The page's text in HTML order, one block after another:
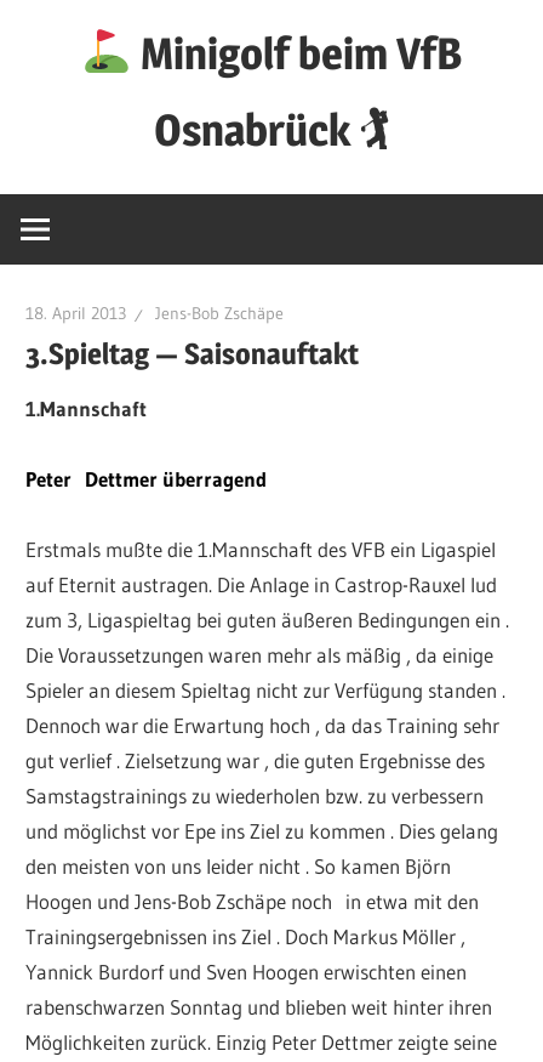
Minigolf beim VfB
Osnabrück 🏌
18. April 2013 Jens-Bob Zschäpe
3.Spieltag — Saisonauftakt
1.Mannschaft
Peter Dettmer überragend
Erstmals mußte die 1.Mannschaft des VFB ein Ligaspiel
auf Eternit austragen. Die Anlage in Castrop-Rauxel lud
zum 3, Ligaspieltag bei guten äußeren Bedingungen ein .
Die Voraussetzungen waren mehr als mäßig , da einige
Spieler an diesem Spieltag nicht zur Verfügung standen .
Dennoch war die Erwartung hoch , da das Training sehr
gut verlief . Zielsetzung war , die guten Ergebnisse des
Samstagstrainings zu wiederholen bzw. zu verbessern
und möglichst vor Epe ins Ziel zu kommen . Dies gelang
den meisten von uns leider nicht . So kamen Björn
Hoogen und Jens-Bob Zschäpe noch in etwa mit den
Trainingsergebnissen ins Ziel . Doch Markus Möller ,
Yannick Burdorf und Sven Hoogen erwischten einen
rabenschwarzen Sonntag und blieben weit hinter ihren
Möglichkeiten zurück. Einzig Peter Dettmer zeigte seine